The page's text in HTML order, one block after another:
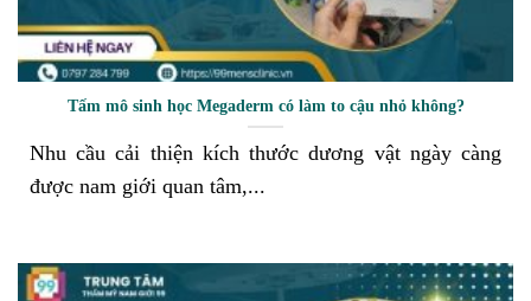
Tấm mô sinh học Megaderm có làm to cậu nhỏ không?
Nhu cầu cải thiện kích thước dương vật ngày càng
được nam giới quan tâm,...